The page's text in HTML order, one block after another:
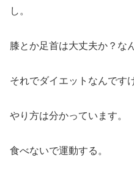
し。
膝とか足首は大丈夫か？な
それでダイエットなんです
やり方は分かっています。
食べないで運動する。